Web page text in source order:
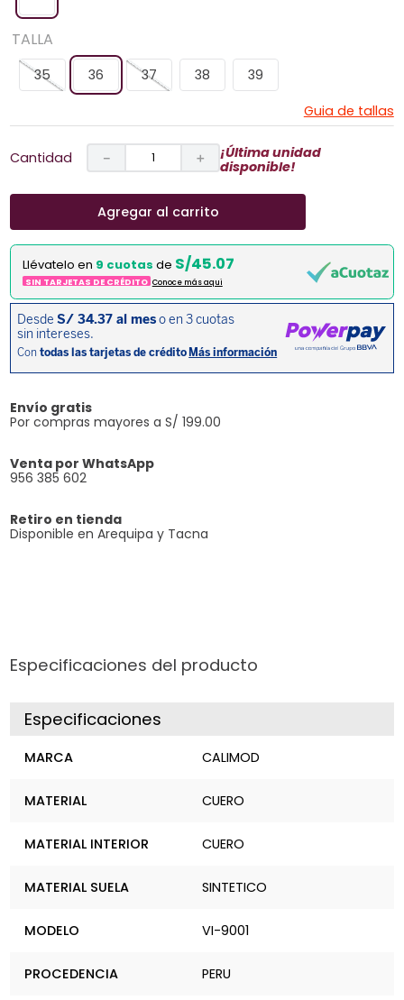
TALLA
35 36 37 38
39
Guia de tallas
Cantidad ＋
－
¡Última unidad
disponible!
Agregar al carrito
Llévatelo en 9 cuotas de S/45.07
SIN TARJETAS DE CRÉDITO Conoce más aqui
Envío gratis
Por compras mayores a S/ 199.00
Venta por WhatsApp
956 385 602
Retiro en tienda
Disponible en Arequipa y Tacna
Especificaciones del producto
Especificaciones
MARCA CALIMOD
MATERIAL CUERO
MATERIAL INTERIOR CUERO
MATERIAL SUELA SINTETICO
MODELO VI-9001
PROCEDENCIA PERU